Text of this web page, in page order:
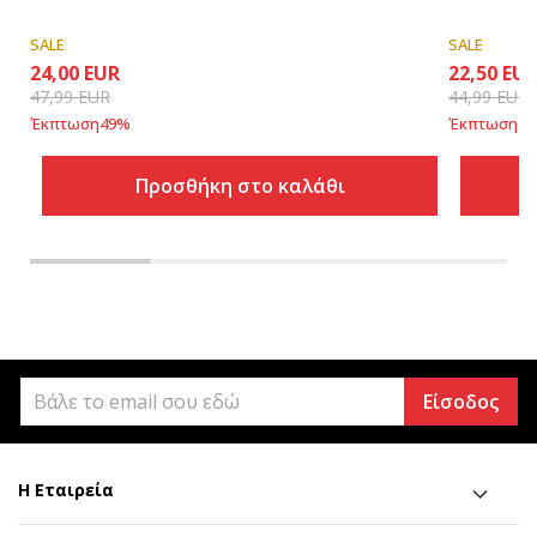
SALE
24,00 EUR
47,99EUR
Έκπτωση49%
Προσθήκη στο καλάθι
SALE
22,50 EUR
44,99EUR
Έκπτωση
Είσοδος
Η Εταιρεία